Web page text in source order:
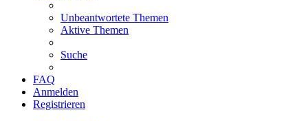
Unbeantwortete Themen
Aktive Themen
Suche
FAQ
Anmelden
Registrieren